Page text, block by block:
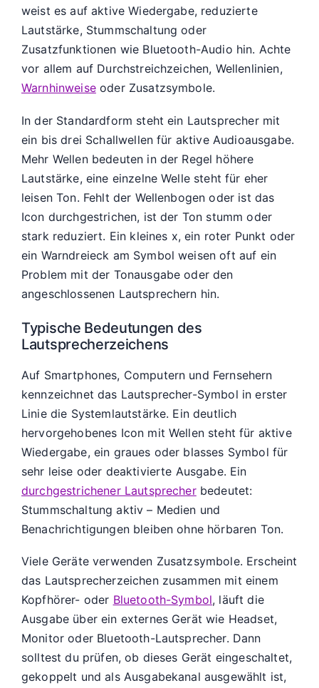
weist es auf aktive Wiedergabe, reduzierte
Lautstärke, Stummschaltung oder
Zusatzfunktionen wie Bluetooth-Audio hin. Achte
vor allem auf Durchstreichzeichen, Wellenlinien,
Warnhinweiseoder Zusatzsymbole.
In der Standardform steht ein Lautsprecher mit
ein bis drei Schallwellen für aktive Audioausgabe.
Mehr Wellen bedeuten in der Regel höhere
Lautstärke, eine einzelne Welle steht für eher
leisen Ton. Fehlt der Wellenbogen oder ist das
Icon durchgestrichen, ist der Ton stumm oder
stark reduziert. Ein kleines x, ein roter Punkt oder
ein Warndreieck am Symbol weisen oft auf ein
Problem mit der Tonausgabe oder den
angeschlossenen Lautsprechern hin.
Typische Bedeutungen des
Lautsprecherzeichens
Auf Smartphones, Computern und Fernsehern
kennzeichnet das Lautsprecher-Symbol in erster
Linie die Systemlautstärke. Ein deutlich
hervorgehobenes Icon mit Wellen steht für aktive
Wiedergabe, ein graues oder blasses Symbol für
sehr leise oder deaktivierte Ausgabe. Ein
durchgestrichener Lautsprecherbedeutet:
Stummschaltung aktiv – Medien und
Benachrichtigungen bleiben ohne hörbaren Ton.
Viele Geräte verwenden Zusatzsymbole. Erscheint
das Lautsprecherzeichen zusammen mit einem
Kopfhörer- oder Bluetooth-Symbol, läuft die
Ausgabe über ein externes Gerät wie Headset,
Monitor oder Bluetooth-Lautsprecher. Dann
solltest du prüfen, ob dieses Gerät eingeschaltet,
gekoppelt und als Ausgabekanal ausgewählt ist,